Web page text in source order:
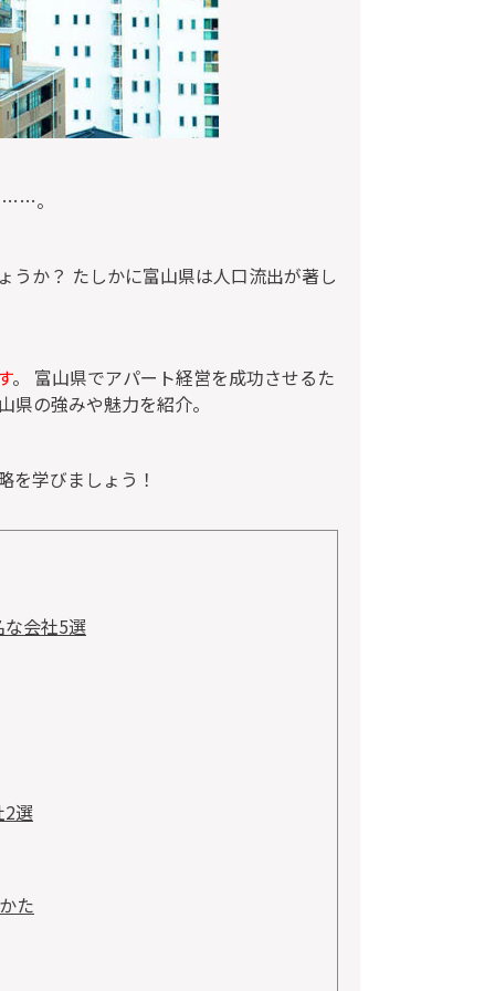
……。
うか？ たしかに富山県は人口流出が著し
。 富山県でアパート経営を成功させるた
の強みや魅力を紹介。
を学びましょう！
会社5選
2選
た